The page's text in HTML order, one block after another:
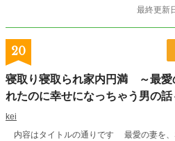
最終更新
20
寝取り寝取られ家内円満 ～最愛
れたのに幸せになっちゃう男の話
kei
内容はタイトルの通りです 最愛の妻を、なんと実の親父に寝取られる！